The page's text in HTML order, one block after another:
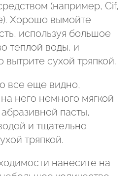
(например, Cif,
Хорошо вымойте
используя большое
теплой воды, и
вытрите сухой тряпкой.
все еще видно,
него немного мягкой
пасты,
и тщательно
тряпкой.
нанесите на